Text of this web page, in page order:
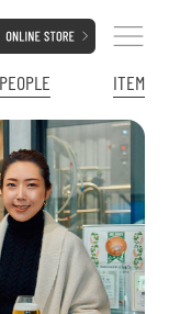
PEOPLE ITEM